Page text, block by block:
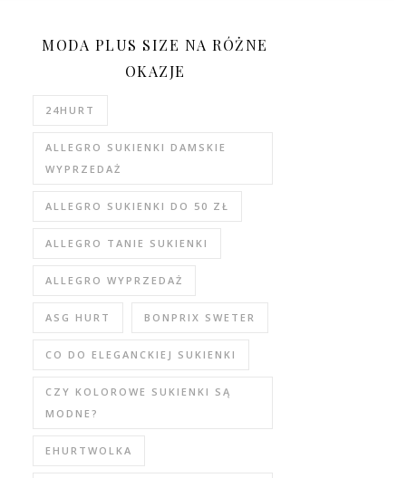
MODA PLUS SIZE NA RÓŻNE
OKAZJE
24HURT
ALLEGRO SUKIENKI DAMSKIE
WYPRZEDAŻ
ALLEGRO SUKIENKI DO 50 ZŁ
ALLEGRO TANIE SUKIENKI
ALLEGRO WYPRZEDAŻ
ASG HURT BONPRIX SWETER
CO DO ELEGANCKIEJ SUKIENKI
CZY KOLOROWE SUKIENKI SĄ
MODNE?
EHURTWOLKA